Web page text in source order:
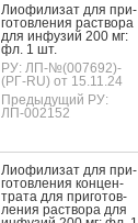
Ли­офи­лизат для при­
готов­ле­ния рас­тво­ра
для ин­фу­зий 200 мг:
фл. 1 шт.
РУ: ЛП-№(007692)-
(РГ-RU) от 15.11.24
Предыдущий РУ:
ЛП-002152
Ли­офи­лизат для при­
готов­ле­ния кон­цен­
тра­та для при­готов­
ле­ния рас­тво­ра для